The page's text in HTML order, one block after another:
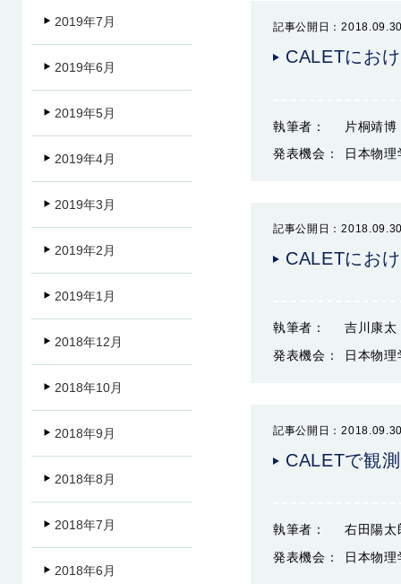
記事公開日：
CALETにお
執筆者：
片桐靖博
発表機会：
日本物
記事公開日：
CALETにお
執筆者：
吉川康太
発表機会：
日本物
記事公開日：
CALETで観
執筆者：
右田陽太
発表機会：
日本物
2019年7月
2019年6月
2019年5月
2019年4月
2019年3月
2019年2月
2019年1月
2018年12月
2018年10月
2018年9月
2018年8月
2018年7月
2018年6月